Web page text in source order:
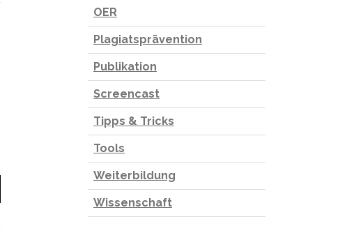
OER
Plagiatsprävention
Publikation
Screencast
Tipps & Tricks
Tools
Weiterbildung
Wissenschaft